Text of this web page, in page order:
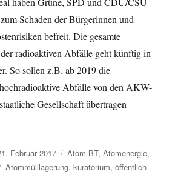
Schaden der Bürgerinnen und
befreit. Die gesamte
radioaktiven Abfälle geht künftig in
So sollen z.B. ab 2019 die
Abfälle von den AKW-
Gesellschaft übertragen
am
Februar 2017 Kategorien
Atom-BT,Atomenergie,
Schlagwörter
Atommülllagerung,kuratorium,öffentlich-